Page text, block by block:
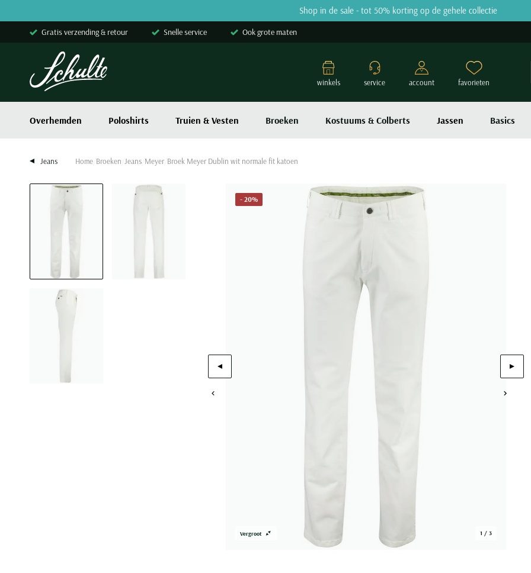
Shop in de sale - tot 50% korting op de gehele collectie
Gratis verzending & retour Snelle service Ook grote maten
Overhemden Poloshirts Truien & Vesten Broeken Kostuums & Colberts Jassen Basics
winkels service account favorieten
Jeans Home Broeken Jeans Meyer Broek Meyer Dublin wit normale fit katoen
Vergroot 1 / 3
- 20%